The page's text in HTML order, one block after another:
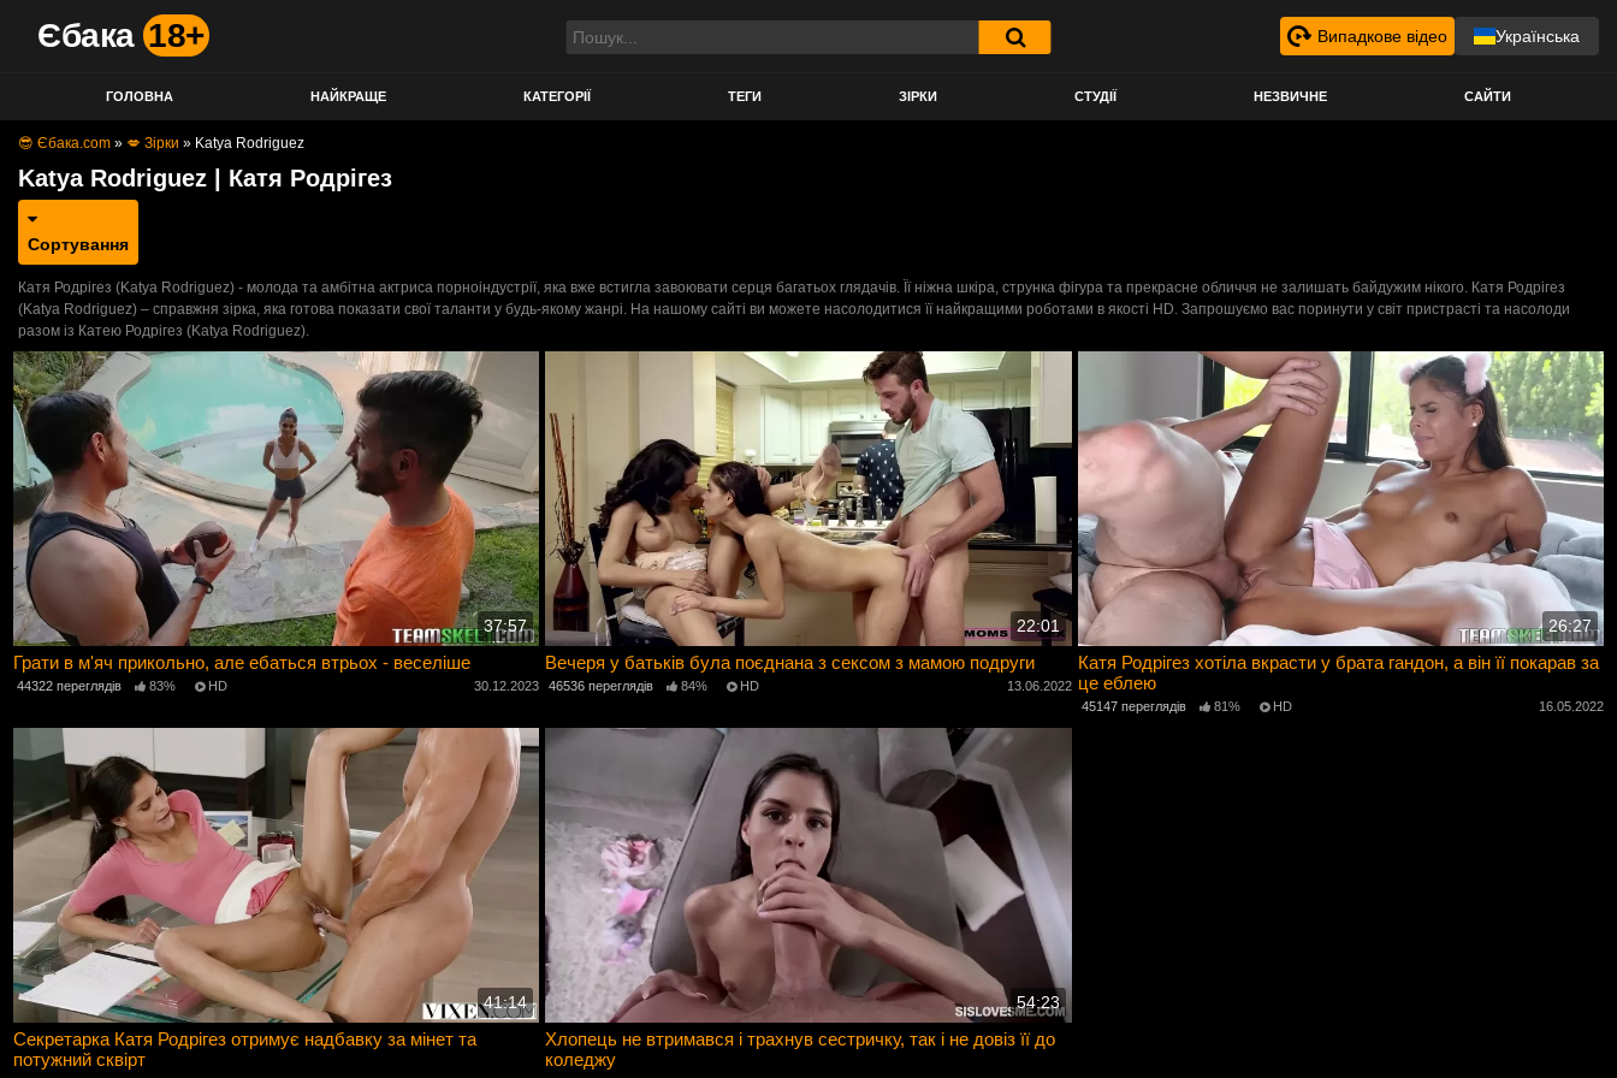
Єбака 18+ Випадкове відео Українська
ГОЛОВНА НАЙКРАЩЕ КАТЕГОРІЇ ТЕГИ ЗІРКИ СТУДІЇ НЕЗВИЧНЕ САЙТИ
😎 Єбака.com » 💋 Зірки » Katya Rodriguez
Katya Rodriguez | Катя Родрігез
Сортування
Катя Родрігез (Katya Rodriguez) - молода та амбітна актриса порноіндустрії, яка вже встигла завоювати серця багатьох глядачів. Її ніжна шкіра, струнка фігура та прекрасне обличчя не залишать байдужим нікого. Катя Родрігез
(Katya Rodriguez) – справжня зірка, яка готова показати свої таланти у будь-якому жанрі. На нашому сайті ви можете насолодитися її найкращими роботами в якості HD. Запрошуємо вас поринути у світ пристрасті та насолоди
разом із Катею Родрігез (Katya Rodriguez).
37:57
Грати в м'яч прикольно, але ебаться втрьох - веселіше
44322 переглядів 83% HD 30.12.2023
22:01
Вечеря у батьків була поєднана з сексом з мамою подруги
46536 переглядів 84% HD 13.06.2022
26:27
Катя Родрігез хотіла вкрасти у брата гандон, а він її покарав за
це еблею
45147 переглядів 81% HD 16.05.2022
41:14
Секретарка Катя Родрігез отримує надбавку за мінет та
потужний сквірт
54:23
Хлопець не втримався і трахнув сестричку, так і не довіз її до
коледжу